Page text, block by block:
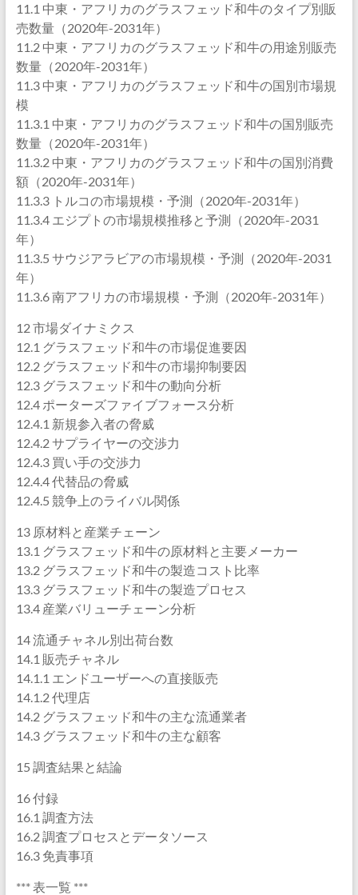
11.1 中東・アフリカのグラスフェッド和牛のタイプ別販
売数量（2020年-2031年）
11.2 中東・アフリカのグラスフェッド和牛の用途別販売
数量（2020年-2031年）
11.3 中東・アフリカのグラスフェッド和牛の国別市場規
模
11.3.1 中東・アフリカのグラスフェッド和牛の国別販売
数量（2020年-2031年）
11.3.2 中東・アフリカのグラスフェッド和牛の国別消費
額（2020年-2031年）
11.3.3 トルコの市場規模・予測（2020年-2031年）
11.3.4 エジプトの市場規模推移と予測（2020年-2031
年）
11.3.5 サウジアラビアの市場規模・予測（2020年-2031
年）
11.3.6 南アフリカの市場規模・予測（2020年-2031年）
12 市場ダイナミクス
12.1 グラスフェッド和牛の市場促進要因
12.2 グラスフェッド和牛の市場抑制要因
12.3 グラスフェッド和牛の動向分析
12.4 ポーターズファイブフォース分析
12.4.1 新規参入者の脅威
12.4.2 サプライヤーの交渉力
12.4.3 買い手の交渉力
12.4.4 代替品の脅威
12.4.5 競争上のライバル関係
13 原材料と産業チェーン
13.1 グラスフェッド和牛の原材料と主要メーカー
13.2 グラスフェッド和牛の製造コスト比率
13.3 グラスフェッド和牛の製造プロセス
13.4 産業バリューチェーン分析
14 流通チャネル別出荷台数
14.1 販売チャネル
14.1.1 エンドユーザーへの直接販売
14.1.2 代理店
14.2 グラスフェッド和牛の主な流通業者
14.3 グラスフェッド和牛の主な顧客
15 調査結果と結論
16 付録
16.1 調査方法
16.2 調査プロセスとデータソース
16.3 免責事項
*** 表一覧 ***